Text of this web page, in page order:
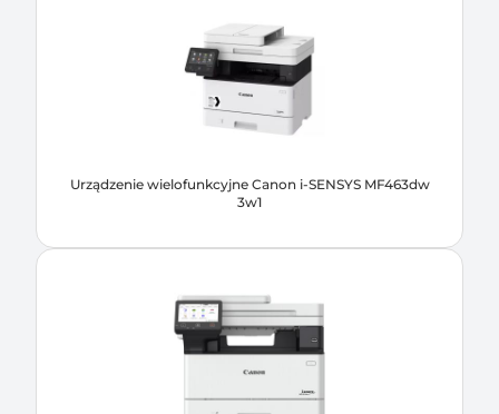
Urządzenie wielofunkcyjne Canon i-SENSYS MF463dw
3w1